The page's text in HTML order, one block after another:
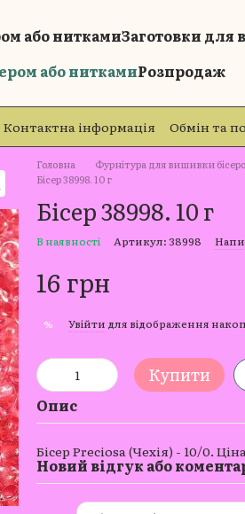
або ниткамиЗаготовки для
або ниткамиРозпродаж
Контактна інформація Обмін та
Головна Фурнітура для вишивки
Бісер 38998. 10 г
Бісер 38998. 10 г
В наявності Артикул: 38998
16 грн
% Увійти для відображення
Купити
Опис
Бісер Preciosa (Чехія) - 10/0.
Новий відгук або